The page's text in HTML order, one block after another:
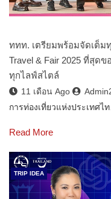
ททท. เตรียมพร้อมจัดเต็ม
Travel & Fair 2025 ที่สุด
ทุกไลฟ์สไตล์
11 เดือน Ago
การท่องเที่ยวแห่งประเทศไ
Read More
TRIP IDEA